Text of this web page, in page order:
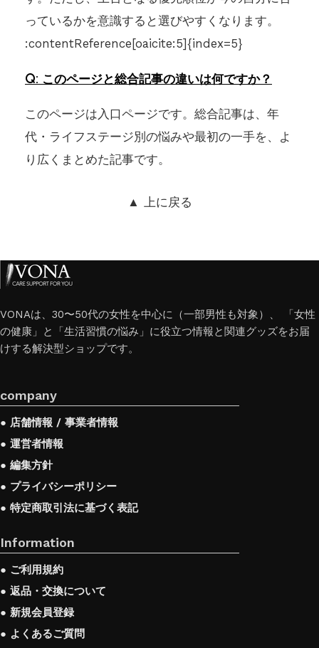
っているかを意識すると選びやすくなります。
:contentReference[oaicite:5]{index=5}
このページと総合記事の違いは何ですか？
このページは入口ページです。総合記事は、年
代・ライフステージ別の悩みや最初の一手を、よ
り広くまとめた記事です。
▲ 上に戻る
VONAは、30〜50代の女性を中心に（一部男性も対象）、 「女性
の健康」と「生活習慣の悩み」に役立つ情報と関連グッズをお届
けする解決型ショップです。
company
● 店舗情報 / 事業者情報
● 運営者情報
● 編集方針
● プライバシーポリシー
● 特定商取引法に基づく表記
Information
● ご利用規約
● 返品・交換について
● 新規会員登録
● よくあるご質問